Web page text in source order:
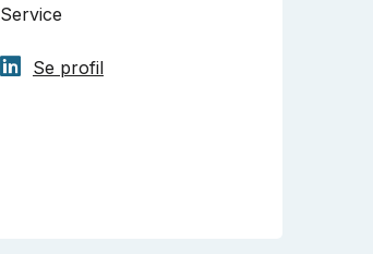
Service
Se profil